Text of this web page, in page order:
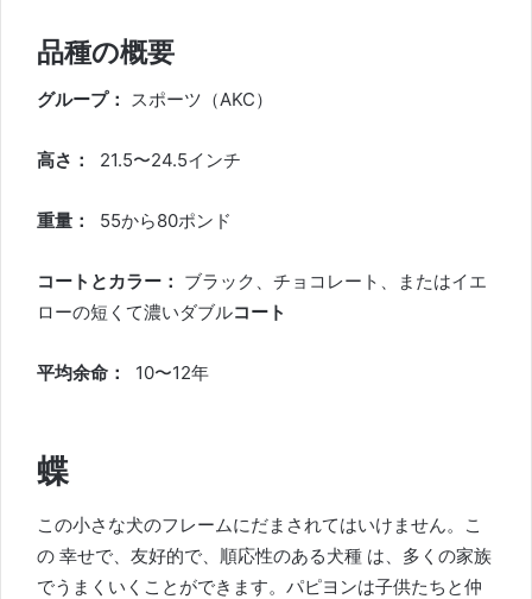
品種の概要
グループ： スポーツ（AKC）
高さ： 21.5〜24.5インチ
重量： 55から80ポンド
コートとカラー： ブラック、チョコレート、またはイエ
ローの短くて濃いダブルコート
平均余命： 10〜12年
蝶
この小さな犬のフレームにだまされてはいけません。こ
の 幸せで、友好的で、順応性のある犬種 は、多くの家族
でうまくいくことができます。パピヨンは子供たちと仲